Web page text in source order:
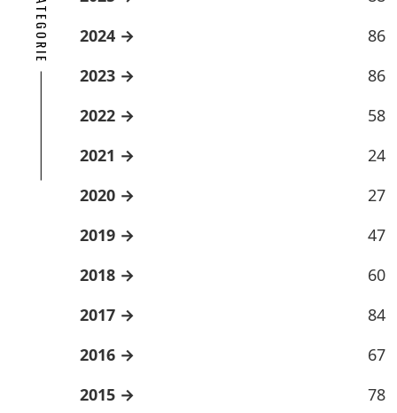
2024
86
2023
86
2022
58
2021
24
2020
27
2019
47
2018
60
2017
84
2016
67
2015
78